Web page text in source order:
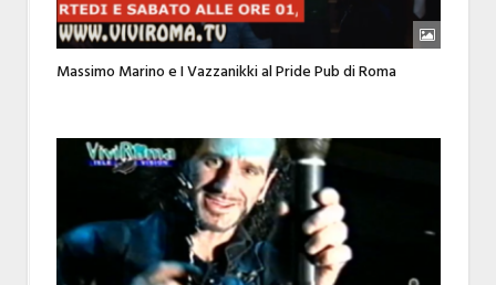
Massimo Marino e I Vazzanikki al Pride Pub di Roma